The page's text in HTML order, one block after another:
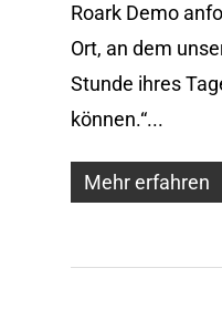
Roark Demo
Ort, an dem
Stunde ihres
können.“...
Mehr erfahren